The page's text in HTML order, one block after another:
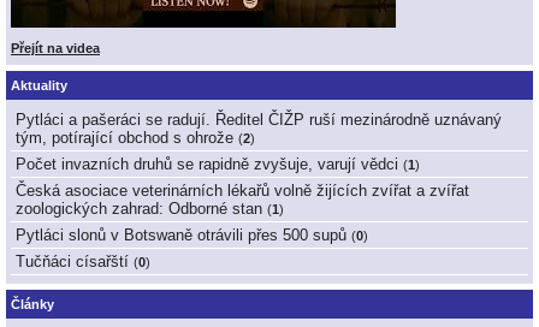
Přejít na videa
Aktuality
Pytláci a pašeráci se radují. Ředitel ČIŽP ruší mezinárodně uznávaný
tým, potírající obchod s ohrože (2)
Počet invazních druhů se rapidně zvyšuje, varují vědci (1 )
Česká asociace veterinárních lékařů volně žijících zvířat a zvířat
zoologických zahrad: Odborné stan (1 )
Pytláci slonů v Botswaně otrávili přes 500 supů (0)
Tučňáci císařští (0)
Články